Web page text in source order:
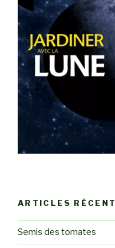
ARTICLES
Semis des tomates